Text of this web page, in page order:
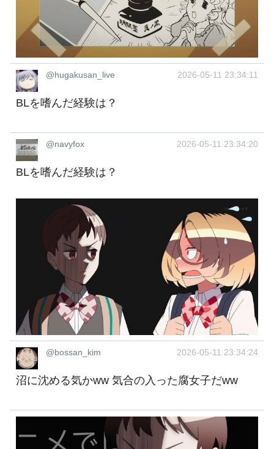
@hugakusan_live 2026-05-11 23:34:11
BLを嗜んだ経験は？
@navyfox 2026-05-11 23:34:20
BLを嗜んだ経験は？
@bossan_kim 2026-05-11 23:34:24
沼に沈める気かww 気合の入った腐女子だww